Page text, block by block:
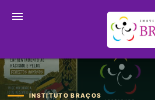
menu
INSTITUTO BRAÇOS